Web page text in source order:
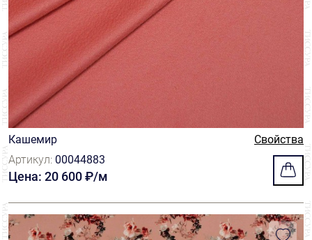
Кашемир
Свойства
Артикул: 00044883
Цена: 20 600 ₽/м